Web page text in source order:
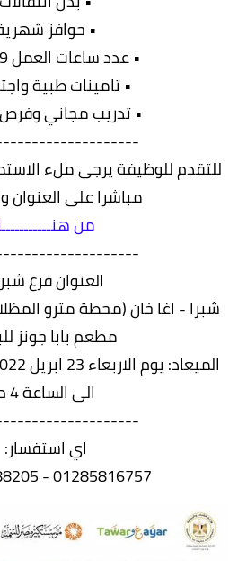
• حوافز
• عدد ساعات العمل 9 ساعات
• تامينات طبية
• تدريب مجاني
للتقدم للوظيفة يرجى ملء
مباشرا على العنوان
من
العنوان فرع
شبرا - اغا خان (محطة مترو
مطعم بابا جونز
الى الساعة 4 م
اي استفسار:
01285816757 - 01013888205